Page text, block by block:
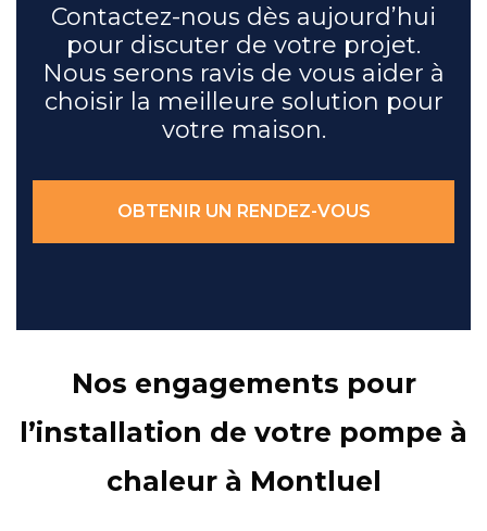
Contactez-nous dès aujourd’hui
pour discuter de votre projet.
Nous serons ravis de vous aider à
choisir la meilleure solution pour
votre maison.
OBTENIR UN RENDEZ-VOUS
Nos engagements pour
l’installation de votre pompe à
chaleur à Montluel